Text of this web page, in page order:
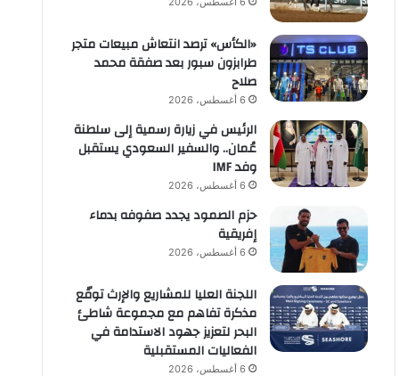
«الكأس» ترصد انتعاش مبيعات متجر
طرابزون سبور بعد صفقة محمد
صلاح
6 أغسطس، 2026
الرئيس في زيارة رسمية إلى سلطنة
عُمان.. والسفير السعودي يستقبل
وفد IMF
6 أغسطس، 2026
حزم الصمود يجدد صفوفه بدماء
إفريقية
6 أغسطس، 2026
اللجنة العليا للمشاريع والإرث توقّع
مذكرة تفاهم مع مجموعة شاطئ
البحر لتعزيز جهود الاستدامة في
الفعاليات المستقبلية
6 أغسطس، 2026